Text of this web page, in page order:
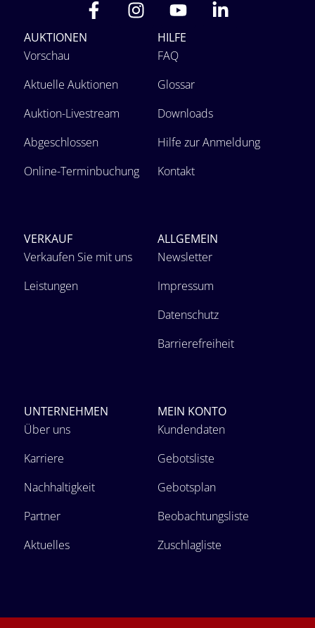
AUKTIONEN
Vorschau
Aktuelle Auktionen
Auktion-Livestream
Abgeschlossen
Online-Terminbuchung
HILFE
FAQ
Glossar
Downloads
Hilfe zur Anmeldung
Kontakt
VERKAUF
Verkaufen Sie mit uns
Leistungen
ALLGEMEIN
Newsletter
Impressum
Datenschutz
Barrierefreiheit
UNTERNEHMEN
Über uns
Karriere
Nachhaltigkeit
Partner
Aktuelles
MEIN KONTO
Kundendaten
Gebotsliste
Gebotsplan
Beobachtungsliste
Zuschlagliste